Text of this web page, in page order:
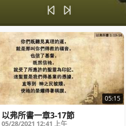
05:15
以弗所書一章3-17節
05/28/2021 12:41 上午